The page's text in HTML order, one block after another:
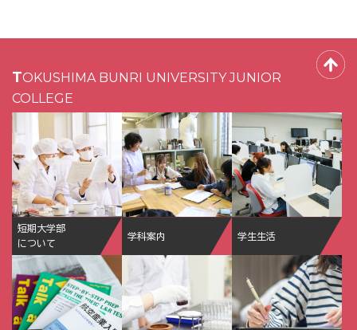
TOKUSHIMA BUNRI UNIVERSITY JUNIOR
COLLEGE
短期大学部
について
学科案内 学生生活